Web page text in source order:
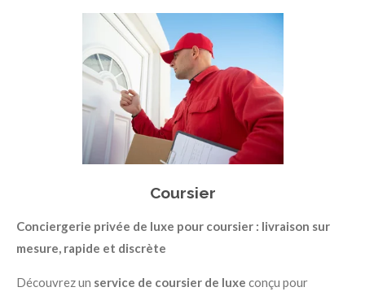
Coursier
Conciergerie privée de luxe pour coursier : livraison sur
mesure, rapide et discrète
Découvrez un service de coursier de luxe conçu pour